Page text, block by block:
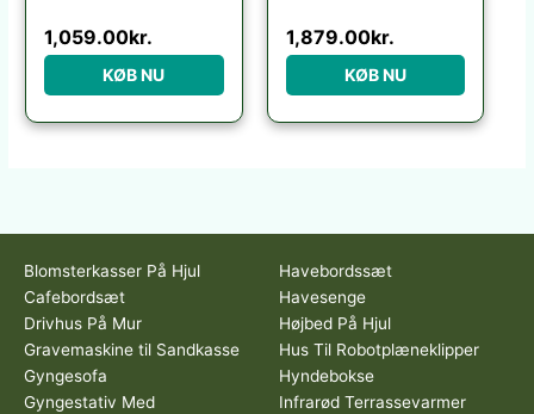
1,059.00kr.
KØB NU
1,879.00kr.
KØB NU
Blomsterkasser På Hjul
Cafebordsæt
Drivhus På Mur
Gravemaskine til Sandkasse
Gyngesofa
Gyngestativ Med
Havebordssæt
Havesenge
Højbed På Hjul
Hus Til Robotplæneklipper
Hyndebokse
Infrarød Terrassevarmer